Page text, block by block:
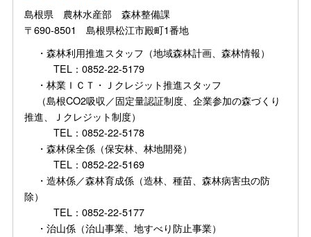
島根県 農林水産部 森林整備課
〒690-8501 島根県松江市殿町1番地
・森林利用推進スタッフ（地域森林計画、森林情報）
TEL：0852-22-5179
・林業ＩＣＴ・Ｊクレジット推進スタッフ
（島根CO2吸収／固定量認証制度、企業参加の森づくり
推進、Ｊクレジット制度）
TEL：0852-22-5178
・森林保全係（保安林、林地開発）
TEL：0852-22-5169
・造林係／森林育成係（造林、種苗、森林病害虫の防
除）
TEL：0852-22-5177
・治山係（治山事業、地すべり防止事業）